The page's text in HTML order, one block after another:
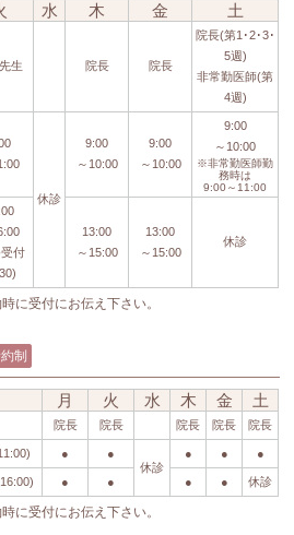
水 木 金 土
生 院長 院長
院長(第1･2･3･
5週)
非常勤医師(第
4週)
休診
9:00
～10:00
9:00
～10:00
9:00
～10:00
※非常勤医師勤
務時は
9:00～11:00
付
13:00
～15:00
13:00
～15:00
休診
に受付にお伝え下さい。
制
月 火 水 木 金 土
院長 院長 院長 院長 院長
●
●
休診
● ● ●
● ● ● ● 休診
に受付にお伝え下さい。